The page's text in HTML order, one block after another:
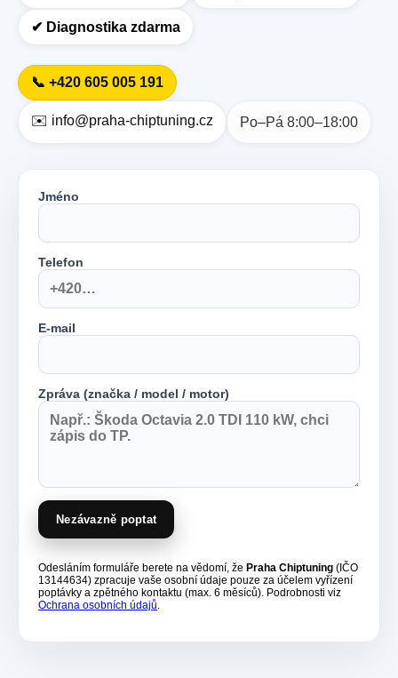
✔︎ Diagnostika zdarma
📞 +420 605 005 191
✉️ info@praha-chiptuning.cz Po–Pá 8:00–18:00
Jméno
Telefon
E-mail
Zpráva (značka / model / motor)
Nezávazně poptat
Odesláním formuláře berete na vědomí, že Praha Chiptuning (IČO
13144634) zpracuje vaše osobní údaje pouze za účelem vyřízení
poptávky a zpětného kontaktu (max. 6 měsíců). Podrobnosti viz
Ochrana osobních údajů.